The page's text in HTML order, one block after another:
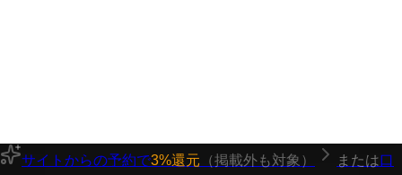
サイトからの予約で3%還元 （掲載外も対象） または口